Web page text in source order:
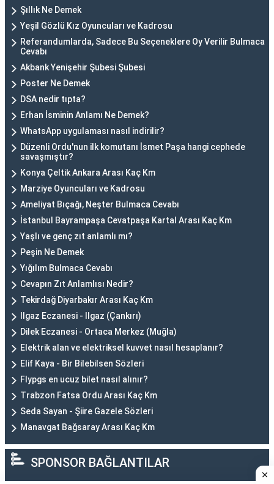
Şıllık Ne Demek
Yeşil Gözlü Kız Oyuncuları ve Kadrosu
Referandumlarda, Sadece Bu Seçeneklere Oy Verilir Bulmaca
Cevabı
Akbank Yenişehir Şubesi Şubesi
Poster Ne Demek
DSA nedir tıpta?
Erhan İsminin Anlamı Ne Demek?
WhatsApp uygulaması nasıl indirilir?
Düzenli Ordu'nun ilk komutanı İsmet Paşa hangi cephede
savaşmıştır?
Konya Çeltik Ankara Arası Kaç Km
Marziye Oyuncuları ve Kadrosu
Ameliyat Bıçağı, Neşter Bulmaca Cevabı
İstanbul Bayrampaşa Cevatpaşa Kartal Arası Kaç Km
Yaşlı ve genç zıt anlamlı mı?
Peşin Ne Demek
Yığılım Bulmaca Cevabı
Cevapın Zıt Anlamlısı Nedir?
Tekirdağ Diyarbakır Arası Kaç Km
Ilgaz Eczanesi - Ilgaz (Çankırı)
Dilek Eczanesi - Ortaca Merkez (Muğla)
Elektrik alan ve elektriksel kuvvet nasıl hesaplanır?
Elif Kaya - Bir Bilebilsen Sözleri
Flypgs en ucuz bilet nasıl alınır?
Trabzon Fatsa Ordu Arası Kaç Km
Seda Sayan - Şiire Gazele Sözleri
Manavgat Bağsaray Arası Kaç Km
SPONSOR BAĞLANTILAR